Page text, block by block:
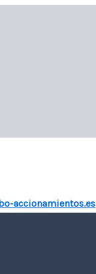
accionamientos.es